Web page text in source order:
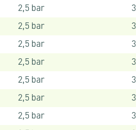
2,5 bar
2,5 bar
2,5 bar
2,5 bar
2,5 bar
2,5 bar
2,5 bar